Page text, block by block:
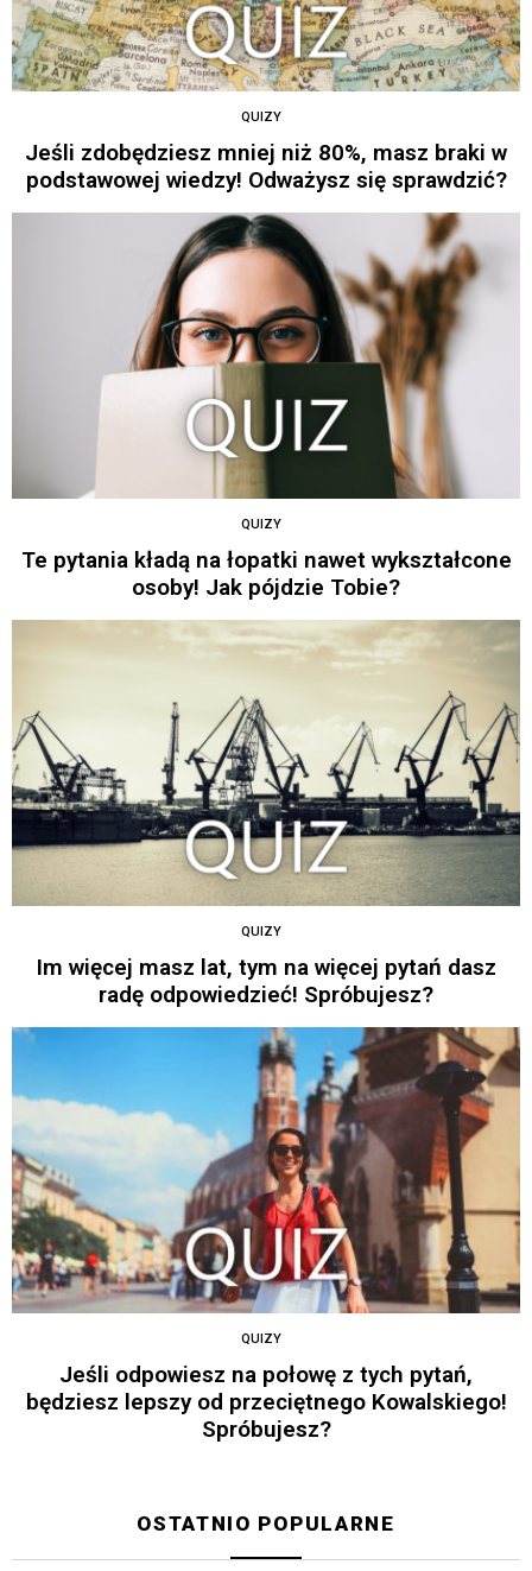
QUIZY
Jeśli zdobędziesz mniej niż 80%, masz braki w
podstawowej wiedzy! Odważysz się sprawdzić?
QUIZY
Te pytania kładą na łopatki nawet wykształcone
osoby! Jak pójdzie Tobie?
QUIZY
Im więcej masz lat, tym na więcej pytań dasz
radę odpowiedzieć! Spróbujesz?
QUIZY
Jeśli odpowiesz na połowę z tych pytań,
będziesz lepszy od przeciętnego Kowalskiego!
Spróbujesz?
OSTATNIO POPULARNE